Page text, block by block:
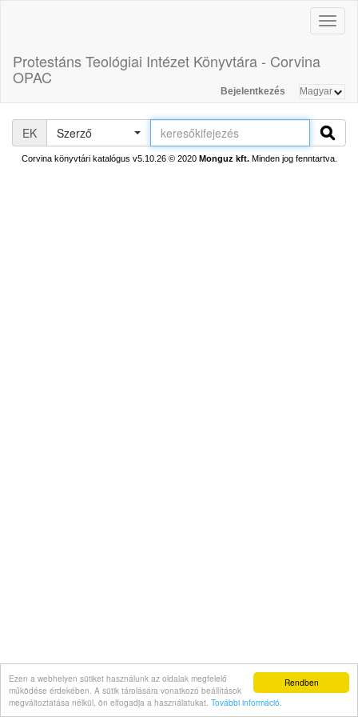
Rendben
Ezen a webhelyen sütiket használunk az oldalak megfelelő
működése érdekében. A sütik tárolására vonatkozó beállítások
megváltoztatása nélkül, ön elfogadja a használatukat. További információ.
Protestáns Teológiai Intézet Könyvtára - Corvina
OPAC
Bejelentkezés
EK Szerző
Corvina könyvtári katalógus v5.10.26© 2020 Monguz kft.Minden jog fenntartva.